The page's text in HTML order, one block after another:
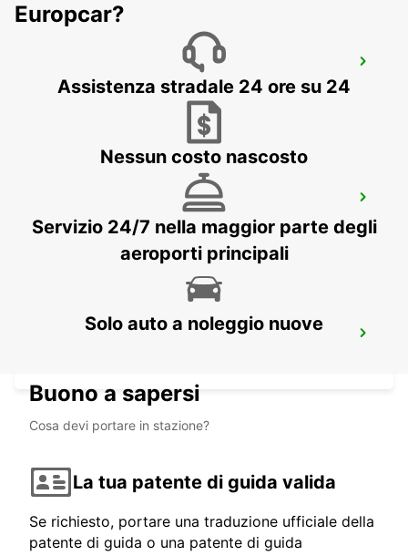
MOMBASA INTERNATIONAL AIRPORT
MOMBASA - KENYA
ZANZIBAR - TANZANIA
ZANZIBAR CITY CHAUFFEUR DRIVE
Europcar?
Assistenza stradale 24 ore su 24
Nessun costo nascosto
Servizio 24/7 nella maggior parte degli
aeroporti principali
Solo auto a noleggio nuove
Buono a sapersi
Cosa devi portare in stazione?
La tua patente di guida valida
Se richiesto, portare una traduzione ufficiale della
patente di guida o una patente di guida